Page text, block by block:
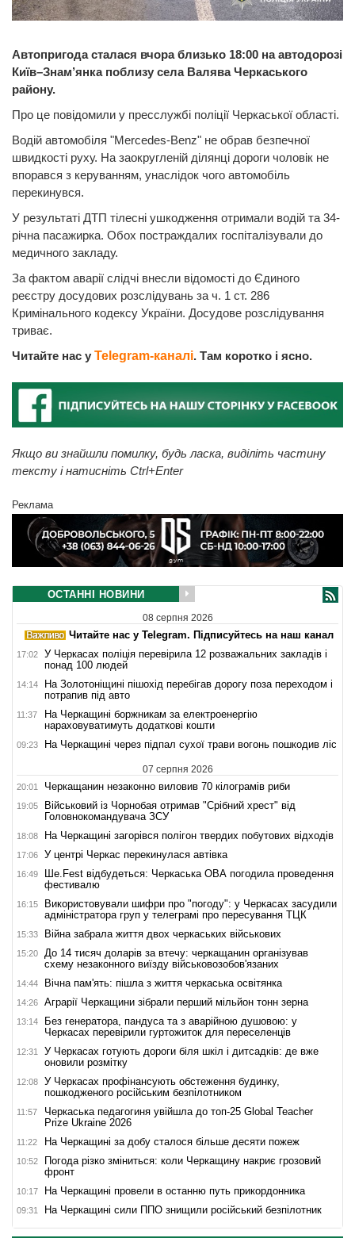
Автопригода сталася вчора близько 18:00 на автодорозі
Київ–Знам’янка поблизу села Валява Черкаського
району.
Про це повідомили у пресслужбі поліції Черкаської області.
Водій автомобіля "Mercedes-Benz" не обрав безпечної
швидкості руху. На заокругленій ділянці дороги чоловік не
впорався з керуванням, унаслідок чого автомобіль
перекинувся.
У результаті ДТП тілесні ушкодження отримали водій та 34-
річна пасажирка. Обох постраждалих госпіталізували до
медичного закладу.
За фактом аварії слідчі внесли відомості до Єдиного
реєстру досудових розслідувань за ч. 1 ст. 286
Кримінального кодексу України. Досудове розслідування
триває.
Читайте нас у Telegram-каналі. Там коротко і ясно.
Якщо ви знайшли помилку, будь ласка, виділіть частину
тексту і натисніть Ctrl+Enter
Реклама
ОСТАННІ НОВИНИ
08 серпня 2026
Читайте нас у Telegram. Підписуйтесь на наш канал
17:02
У Черкасах поліція перевірила 12 розважальних закладів і
понад 100 людей
14:14
На Золотоніщині пішохід перебігав дорогу поза переходом і
потрапив під авто
11:37
На Черкащині боржникам за електроенергію
нараховуватимуть додаткові кошти
09:23 На Черкащині через підпал сухої трави вогонь пошкодив ліс
07 серпня 2026
20:01 Черкащанин незаконно виловив 70 кілограмів риби
19:05
Військовий із Чорнобая отримав "Срібний хрест" від
Головнокомандувача ЗСУ
18:08 На Черкащині загорівся полігон твердих побутових відходів
17:06 У центрі Черкас перекинулася автівка
16:49
Ше.Fest відбудеться: Черкаська ОВА погодила проведення
фестивалю
16:15
Використовували шифри про "погоду": у Черкасах засудили
адміністратора груп у телеграмі про пересування ТЦК
15:33 Війна забрала життя двох черкаських військових
15:20
До 14 тисяч доларів за втечу: черкащанин організував
схему незаконного виїзду військовозобов'язаних
14:44 Вічна пам'ять: пішла з життя черкаська освітянка
14:26 Аграрії Черкащини зібрали перший мільйон тонн зерна
13:14
Без генератора, пандуса та з аварійною душовою: у
Черкасах перевірили гуртожиток для переселенців
12:31
У Черкасах готують дороги біля шкіл і дитсадків: де вже
оновили розмітку
12:08
У Черкасах профінансують обстеження будинку,
пошкодженого російським безпілотником
11:57
Черкаська педагогиня увійшла до топ-25 Global Teacher
Prize Ukraine 2026
11:22 На Черкащині за добу сталося більше десяти пожеж
10:52
Погода різко зміниться: коли Черкащину накриє грозовий
фронт
10:17 На Черкащині провели в останню путь прикордонника
09:31 На Черкащині сили ППО знищили російський безпілотник